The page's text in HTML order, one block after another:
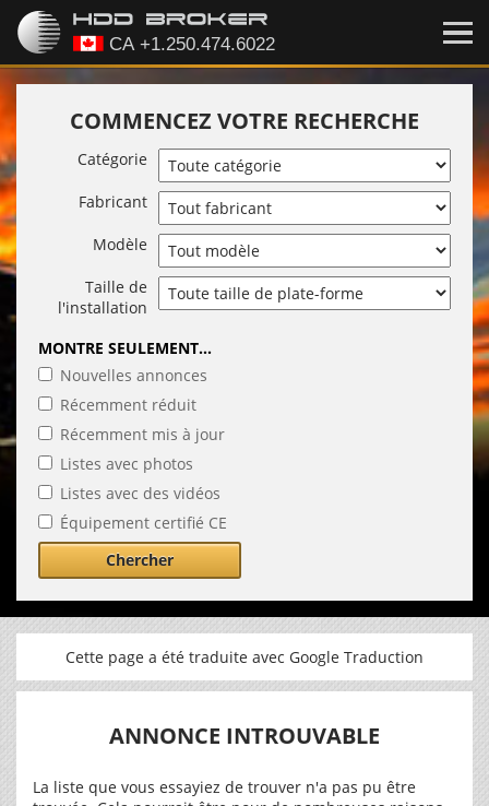
COMMENCEZ VOTRE RECHERCHE
Catégorie
Fabricant
Modèle
Taille de
l'installation
MONTRE SEULEMENT...
Nouvelles annonces
Récemment réduit
Récemment mis à jour
Listes avec photos
Listes avec des vidéos
Équipement certifié CE
Chercher
Cette page a été traduite avec Google Traduction
ANNONCE INTROUVABLE
La liste que vous essayiez de trouver n'a pas pu être